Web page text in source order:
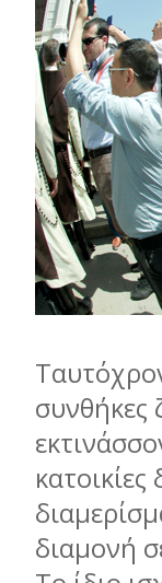
συνθήκες
διαμονή